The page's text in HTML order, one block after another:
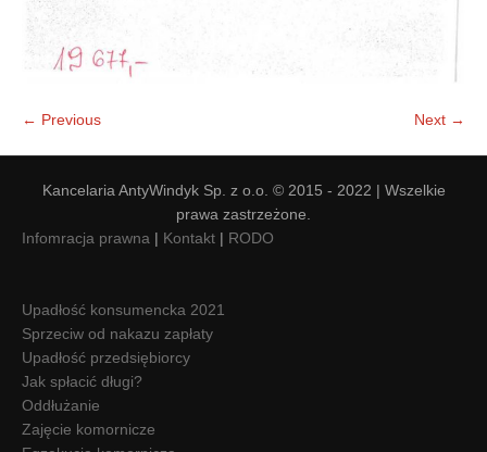
← Previous Next →
Kancelaria AntyWindyk Sp. z o.o. © 2015 - 2022 | Wszelkie
prawa zastrzeżone.
Infomracja prawna | Kontakt | RODO
Upadłość konsumencka 2021
Sprzeciw od nakazu zapłaty
Upadłość przedsiębiorcy
Jak spłacić długi?
Oddłużanie
Zajęcie komornicze